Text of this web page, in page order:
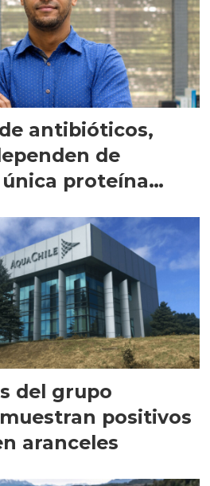
antibióticos,
de
proteína
del grupo
positivos
aranceles